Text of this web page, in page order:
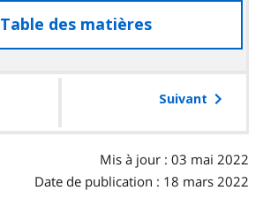
Table des matières
à
table
Suivant
Mis à jour : 03 mai 2022
Date de publication : 18 mars 2022